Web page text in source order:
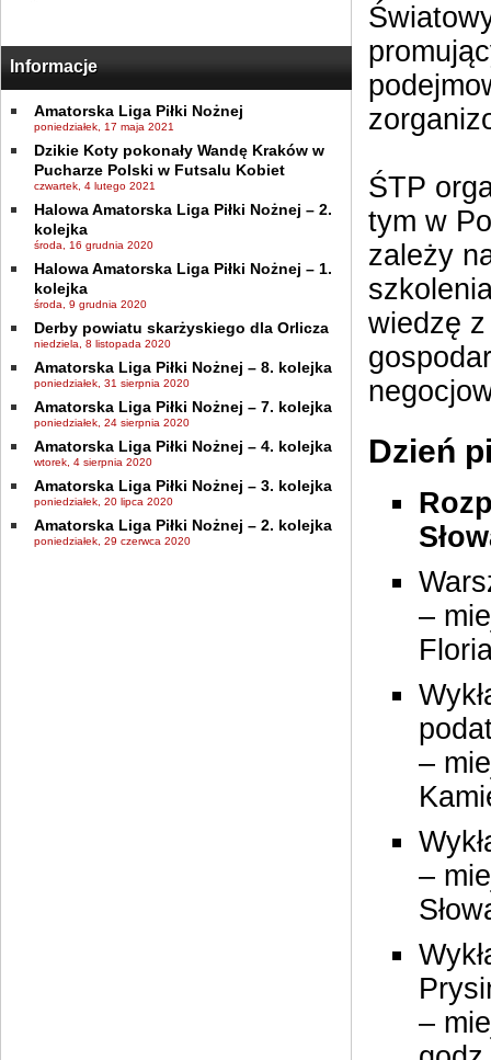
Informacje
Amatorska Liga Piłki Nożnej
poniedziałek, 17 maja 2021
Dzikie Koty pokonały Wandę Kraków w
Pucharze Polski w Futsalu Kobiet
czwartek, 4 lutego 2021
Halowa Amatorska Liga Piłki Nożnej – 2.
kolejka
środa, 16 grudnia 2020
Halowa Amatorska Liga Piłki Nożnej – 1.
kolejka
środa, 9 grudnia 2020
Derby powiatu skarżyskiego dla Orlicza
niedziela, 8 listopada 2020
Amatorska Liga Piłki Nożnej – 8. kolejka
poniedziałek, 31 sierpnia 2020
Amatorska Liga Piłki Nożnej – 7. kolejka
poniedziałek, 24 sierpnia 2020
Amatorska Liga Piłki Nożnej – 4. kolejka
wtorek, 4 sierpnia 2020
Amatorska Liga Piłki Nożnej – 3. kolejka
poniedziałek, 20 lipca 2020
Amatorska Liga Piłki Nożnej – 2. kolejka
poniedziałek, 29 czerwca 2020
ŚTP
tym w
zależy
wiedzę z
Dzień
–
–
–
–